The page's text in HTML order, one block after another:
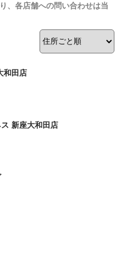
、各店舗への問い合わせは当
和田店
新座大和田店